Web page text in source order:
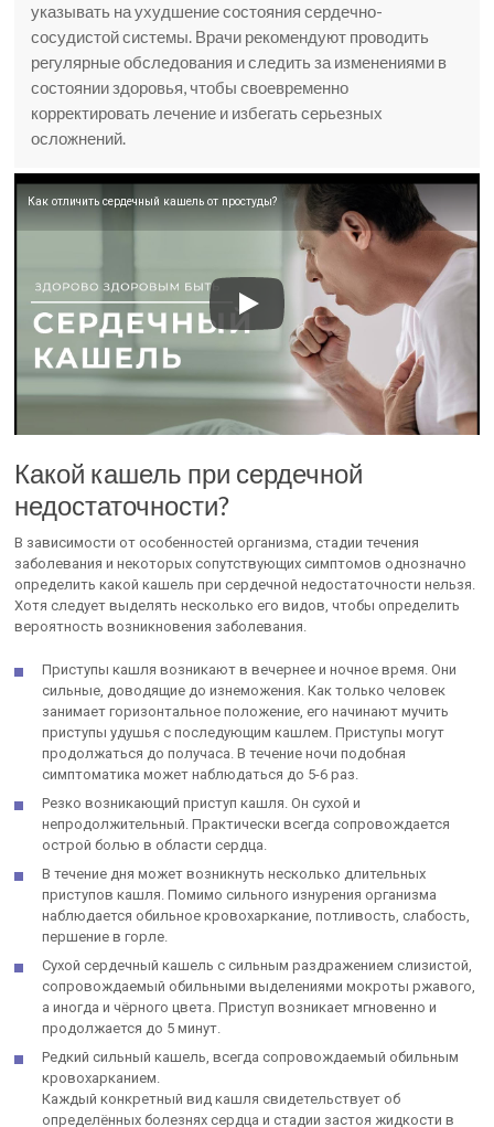
указывать на ухудшение состояния сердечно-
сосудистой системы. Врачи рекомендуют проводить
регулярные обследования и следить за изменениями в
состоянии здоровья, чтобы своевременно
корректировать лечение и избегать серьезных
осложнений.
Как отличить сердечный кашель от простуды?
Какой кашель при сердечной
недостаточности?
В зависимости от особенностей организма, стадии течения
заболевания и некоторых сопутствующих симптомов однозначно
определить какой кашель при сердечной недостаточности нельзя.
Хотя следует выделять несколько его видов, чтобы определить
вероятность возникновения заболевания.
Приступы кашля возникают в вечернее и ночное время. Они
сильные, доводящие до изнеможения. Как только человек
занимает горизонтальное положение, его начинают мучить
приступы удушья с последующим кашлем. Приступы могут
продолжаться до получаса. В течение ночи подобная
симптоматика может наблюдаться до 5-6 раз.
Резко возникающий приступ кашля. Он сухой и
непродолжительный. Практически всегда сопровождается
острой болью в области сердца.
В течение дня может возникнуть несколько длительных
приступов кашля. Помимо сильного изнурения организма
наблюдается обильное кровохаркание, потливость, слабость,
першение в горле.
Сухой сердечный кашель с сильным раздражением слизистой,
сопровождаемый обильными выделениями мокроты ржавого,
а иногда и чёрного цвета. Приступ возникает мгновенно и
продолжается до 5 минут.
Редкий сильный кашель, всегда сопровождаемый обильным
кровохарканием.
Каждый конкретный вид кашля свидетельствует об
определённых болезнях сердца и стадии застоя жидкости в